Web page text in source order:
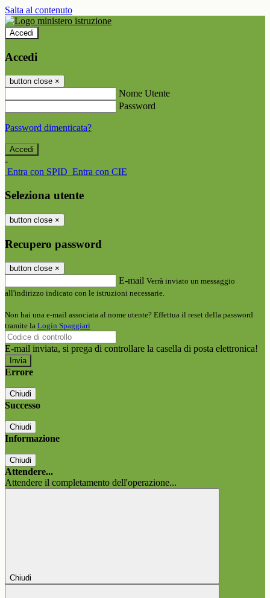
Salta al contenuto
Accedi
Accedi
button close ×
Nome Utente
Password
Password dimenticata?
-
Entra con SPID Entra con CIE
Seleziona utente
button close ×
Recupero password
button close ×
E-mail Verrà inviato un messaggio
all'indirizzo indicato con le istruzioni necessarie.
Non hai una e-mail associata al nome utente? Effettua il reset della password
tramite la Login Spaggiari
E-mail inviata, si prega di controllare la casella di posta elettronica!
Errore
Chiudi
Successo
Chiudi
Informazione
Chiudi
Attendere...
Attendere il completamento dell'operazione...
Chiudi